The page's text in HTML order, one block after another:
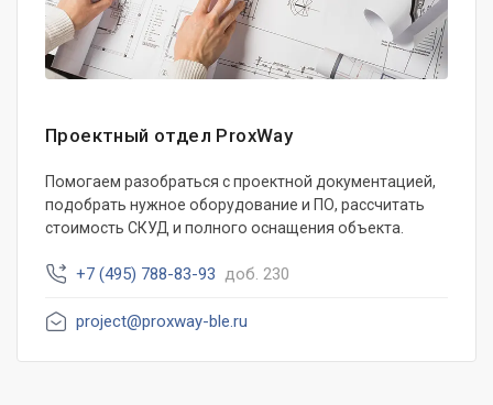
Проектный отдел ProxWay
Помогаем разобраться с проектной документацией,
подобрать нужное оборудование и ПО, рассчитать
стоимость СКУД и полного оснащения объекта.
+7 (495) 788-83-93 доб. 230
project@proxway-ble.ru